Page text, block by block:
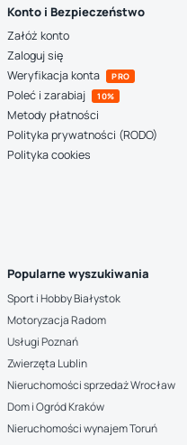
Konto i Bezpieczeństwo
Załóż konto
Zaloguj się
Weryfikacja konta
PRO
Poleć i zarabiaj 10%
Metody płatności
Polityka prywatności (RODO)
Polityka cookies
Popularne wyszukiwania
Sport i Hobby Białystok
Motoryzacja Radom
Usługi Poznań
Zwierzęta Lublin
Nieruchomości sprzedaż Wrocław
Dom i Ogród Kraków
Nieruchomości wynajem Toruń